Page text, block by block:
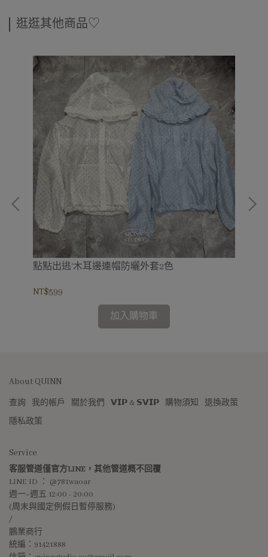
逛逛其他商品♡
點點出逃'木耳邊連帽防曬外套2色
NT$599
加入購物車
About QUINN
查詢 我的帳戶 關於我們 𝗩𝗜𝗣 & 𝗦𝗩𝗜𝗣 購物須知
退換政策
隱私政策
Service
客服管道僅官方LINE，其他管道概不回覆
LINE ID ： @781waoar
週一~週五 12:00 - 20:00
(周末與國定例假日暫停服務)
/
鵬業商行
統編：91421888